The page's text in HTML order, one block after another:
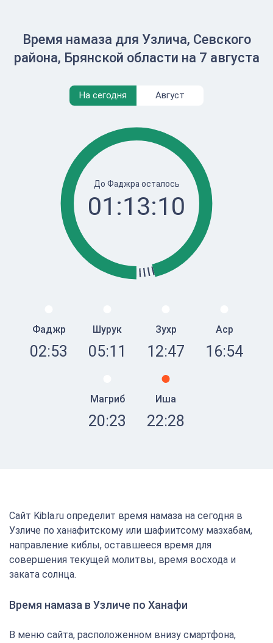
Время намаза для Узлича, Севского
района, Брянской области на 7 августа
На сегодня Август
До Фаджра осталось
01:13:10
Фаджр
02:53
Шурук
05:11
Зухр
12:47
Аср
16:54
Магриб
20:23
Иша
22:28
Сайт Kibla.ru определит время намаза на сегодня в
Узличе по ханафитскому или шафиитсому мазхабам,
направление киблы, оставшееся время для
совершения текущей молитвы, время восхода и
заката солнца.
Время намаза в Узличе по Ханафи
В меню сайта, расположенном внизу смартфона,